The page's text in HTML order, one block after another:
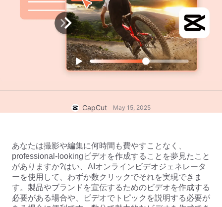
テキストとオーディオ
自動キャプション
キャプションテンプレート
ノイズ軽減
画像
ライフスタイル＆ブイログ
カスタムデザイン
ハウツーガイド
ピックアップ
テンプレートのトレンドとヒント
その他
産業のテンプレート
振り返りのテンプレート
トラストセンター
ヘルプセンター
Dreamina Seedance 2.0 Launch
CapCutを起動
CapCut May 15, 2025
あなたは撮影や編集に何時間も費やすことなく、
professional-lookingビデオを作成することを夢見たこと
がありますか?はい、AIオンラインビデオジェネレータ
ーを使用して、わずか数クリックでそれを実現できま
す。製品やブランドを宣伝するためのビデオを作成する
必要がある場合や、ビデオでトピックを説明する必要が